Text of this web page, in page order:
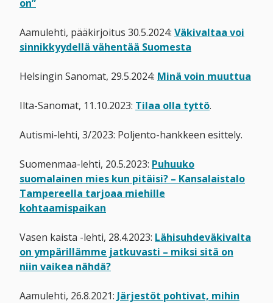
on”
Aamulehti, pääkirjoitus 30.5.2024: Väkivaltaa voi
sinnikkyydellä vähentää Suomesta
Helsingin Sanomat, 29.5.2024: Minä voin muuttua
Ilta-Sanomat, 11.10.2023: Tilaa olla tyttö.
Autismi-lehti, 3/2023: Poljento-hankkeen esittely.
Suomenmaa-lehti, 20.5.2023: Puhuuko
suomalainen mies kun pitäisi? – Kansalaistalo
Tampereella tarjoaa miehille
kohtaamispaikan
Vasen kaista -lehti, 28.4.2023: Lähisuhdeväkivalta
on ympärillämme jatkuvasti – miksi sitä on
niin vaikea nähdä?
Aamulehti, 26.8.2021: Järjestöt pohtivat, mihin